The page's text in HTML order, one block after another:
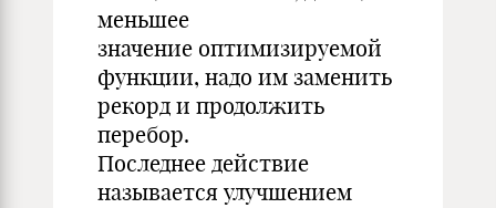
меньшее
значение оптимизируемой
функции, надо им заменить
рекорд и продолжить
перебор.
Последнее действие
называется улучшением